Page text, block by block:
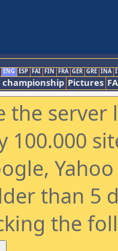
ENG ESP FAI FIN FRA GER GRE INA
championship Pictures
the
100.000
than 5
the